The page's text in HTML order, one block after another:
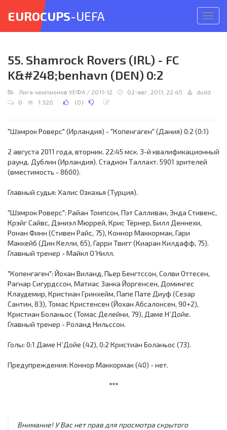
меню
EUROCUPS-UEFA
55. Shamrock Rovers (IRL) - FC
K&#248;benhavn (DEN) 0:2
Лига чемпионов УЕФА / 2011-12 02-авг, 2011, 22:45
dudd
0
1 320 (0)
"Шэмрок Роверс" (Ирландия) - "Копенгаген" (Дания) 0:2 (0:1)
2 августа 2011 года, вторник. 22:45 мск. 3-й квалификационный
раунд. Дублин (Ирландия). Стадион Таллахт. 5901 зрителей
(вместимость - 8600).
Главный судья: Халис Озкахья (Турция).
"Шэмрок Роверс": Райан Томпсон, Пэт Салливан, Энда Стивенс,
Крэйг Сайвс, Дэниэл Мюррей, Крис Тёрнер, Билл Деннехи,
Ронан Финн (Стивен Райс, 75), Коннор Маккормак, Гари
Маккейб (Дин Келли, 65), Гарри Твигг (Киаран Килдафф, 75).
Главный тренер - Майкл О´Нилл.
"Копенгаген": Йохан Виланд, Пьер Бенгтссон, Солви Оттесен,
Рагнар Сигурдссон, Матиас Занка Йоргенсен, Домингес
Клаудемир, Кристиан Гринхейм, Папе Пате Диуф (Сезар
Сантин, 83), Томас Кристенсен (Йохан Абсалонсен, 90+2),
Кристиан Боланьос (Томас Делейни, 79), Даме Н´Дойе.
Главный тренер - Роланд Нильссон.
Голы: 0:1 Даме Н´Дойе (42), 0:2 Кристиан Боланьос (73).
Предупреждения: Коннор Маккормак (40) - нет.
***
Внимание! У Вас нет прав для просмотра скрытого